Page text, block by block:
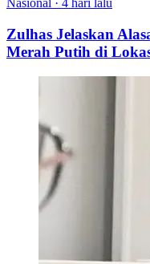
Nasional · 4 hari lalu
Zulhas Jelaskan
Merah Putih di